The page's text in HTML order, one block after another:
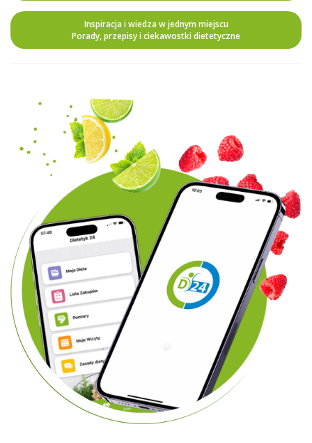
Inspiracja i wiedza w jednym miejscu
Porady, przepisy i ciekawostki dietetyczne